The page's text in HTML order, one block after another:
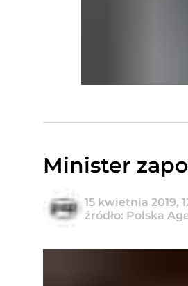
Minister
15 kwietnia 2019,
źródło: Polska